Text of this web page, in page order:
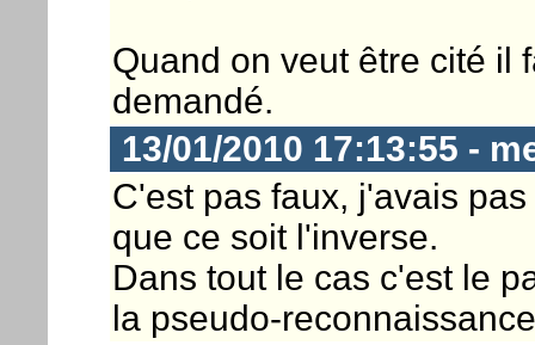
Quand on veut être cité il
demandé.
13/01/2010 17:13:55 -
C'est pas faux, j'avais
que ce soit l'inverse.
Dans tout le cas c'est le
la pseudo-